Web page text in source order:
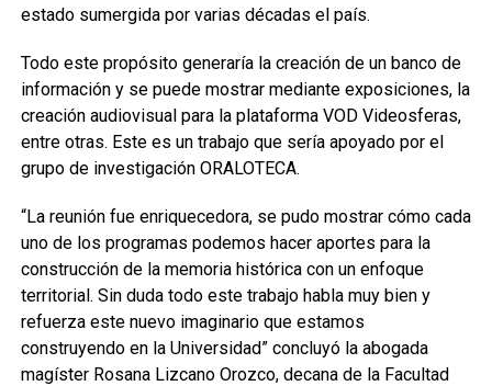
estado sumergida por varias décadas el país.
Todo este propósito generaría la creación de un banco de
información y se puede mostrar mediante exposiciones, la
creación audiovisual para la plataforma VOD Videosferas,
entre otras. Este es un trabajo que sería apoyado por el
grupo de investigación ORALOTECA.
“La reunión fue enriquecedora, se pudo mostrar cómo cada
uno de los programas podemos hacer aportes para la
construcción de la memoria histórica con un enfoque
territorial. Sin duda todo este trabajo habla muy bien y
refuerza este nuevo imaginario que estamos
construyendo en la Universidad” concluyó la abogada
magíster Rosana Lizcano Orozco, decana de la Facultad